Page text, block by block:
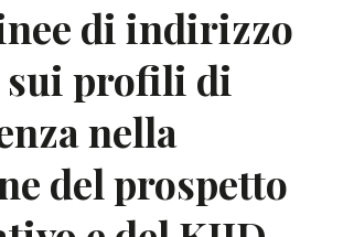
di indirizzo
sui profili di
nella
del prospetto